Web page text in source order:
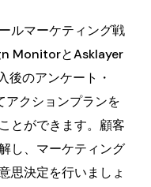
ルマーケティング戦
MonitorとAsklayer
後のアンケート・
アクションプランを
とができます。顧客
し、マーケティング
思決定を行いましょ